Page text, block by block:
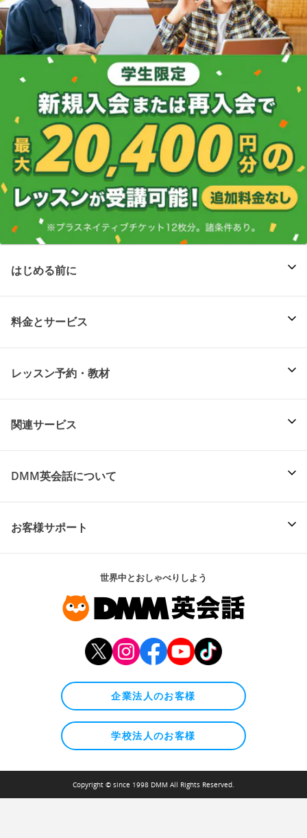
はじめる前に
料金とサービス
レッスン予約・教材
関連サービス
DMM英会話について
お客様サポート
世界中とおしゃべりしよう
企業法人のお客様
学校法人のお客様
Copyright © since 1998 DMM All Rights Reserved.